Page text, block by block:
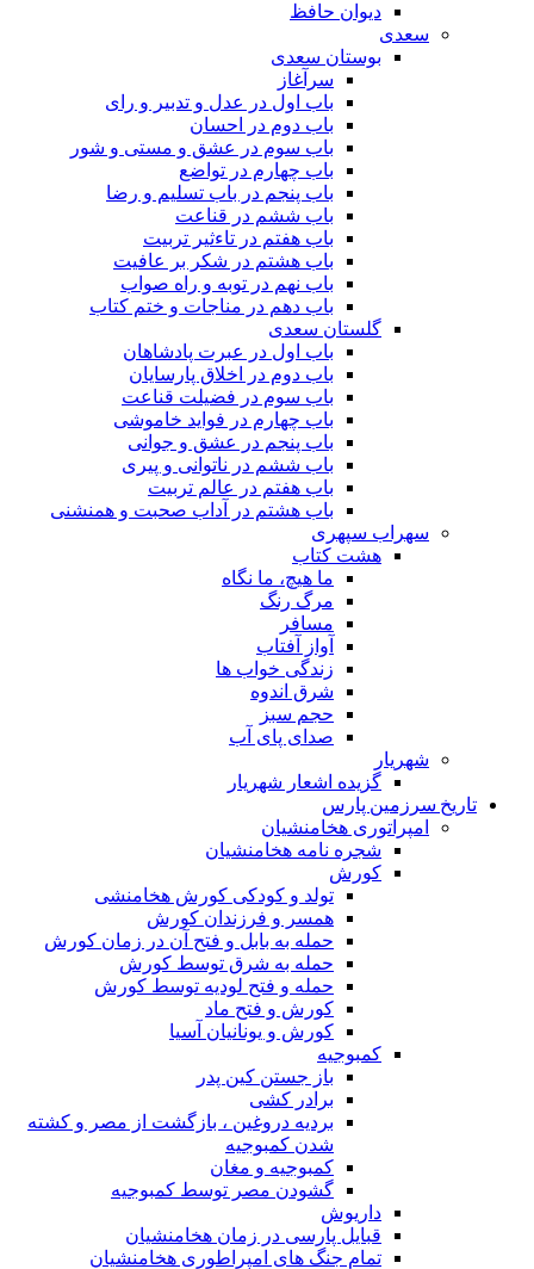
دیوان حافظ
سعدی
بوستان سعدی
سرآغاز
باب اول در عدل و تدبیر و رای
باب دوم در احسان
باب سوم در عشق و مستی و شور
باب چهارم در تواضع
باب پنجم در باب تسلیم و رضا
باب ششم در قناعت
باب هفتم در تاءثیر تربیت
باب هشتم در شکر بر عافیت
باب نهم در توبه و راه صواب
باب دهم در مناجات و ختم کتاب
گلستان سعدی
باب اول در عبرت پادشاهان
باب دوم در اخلاق پارسایان
باب سوم در فضیلت قناعت
باب چهارم در فواید خاموشى
باب پنجم در عشق و جوانى
باب ششم در ناتوانى و پیرى
باب هفتم در عالم تربیت
باب هشتم در آداب صحبت و همنشنى
سهراب سپهری
هشت کتاب
ما هیچ، ما نگاه
مرگ رنگ
مسافر
آواز آفتاب
زندگی خواب ها
شرق اندوه
حجم سبز
صدای پای آب
شهریار
گزیده اشعار شهریار
تاریخ سرزمین پارس
امپراتوری هخامنشیان
شجره نامه هخامنشیان
کورش
تولد و کودکی کورش هخامنشی
همسر و فرزندان کورش
حمله به بابل و فتح آن در زمان کورش
حمله به شرق توسط کورش
حمله و فتح لودیه توسط کورش
کورش و فتح ماد
کورش و یونانیان آسیا
کمبوجیه
باز جستن کین پدر
برادر کشی
بردیه دروغین ، بازگشت از مصر و کشته
شدن کمبوجیه
کمبوجیه و مغان
گشودن مصر توسط کمبوجیه
داریوش
قبایل پارسی در زمان هخامنشیان
تمام جنگ های امپراطوری هخامنشیان